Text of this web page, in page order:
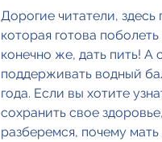
Дорогие читатели,
которая готова
конечно же, дать пить! А
поддерживать водный
года. Если вы хотите
сохранить свое
разберемся, почему